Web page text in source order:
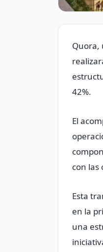
Quora,
42%.
El
con las
Esta
en la
una